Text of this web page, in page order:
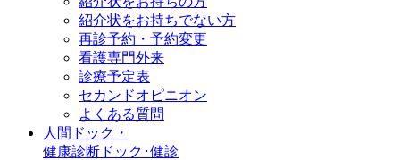
紹介状をお持ちでない方
再診予約・予約変更
看護専門外来
診療予定表
セカンドオピニオン
よくある質問
人間ドック・
健康診断 ドック･健診